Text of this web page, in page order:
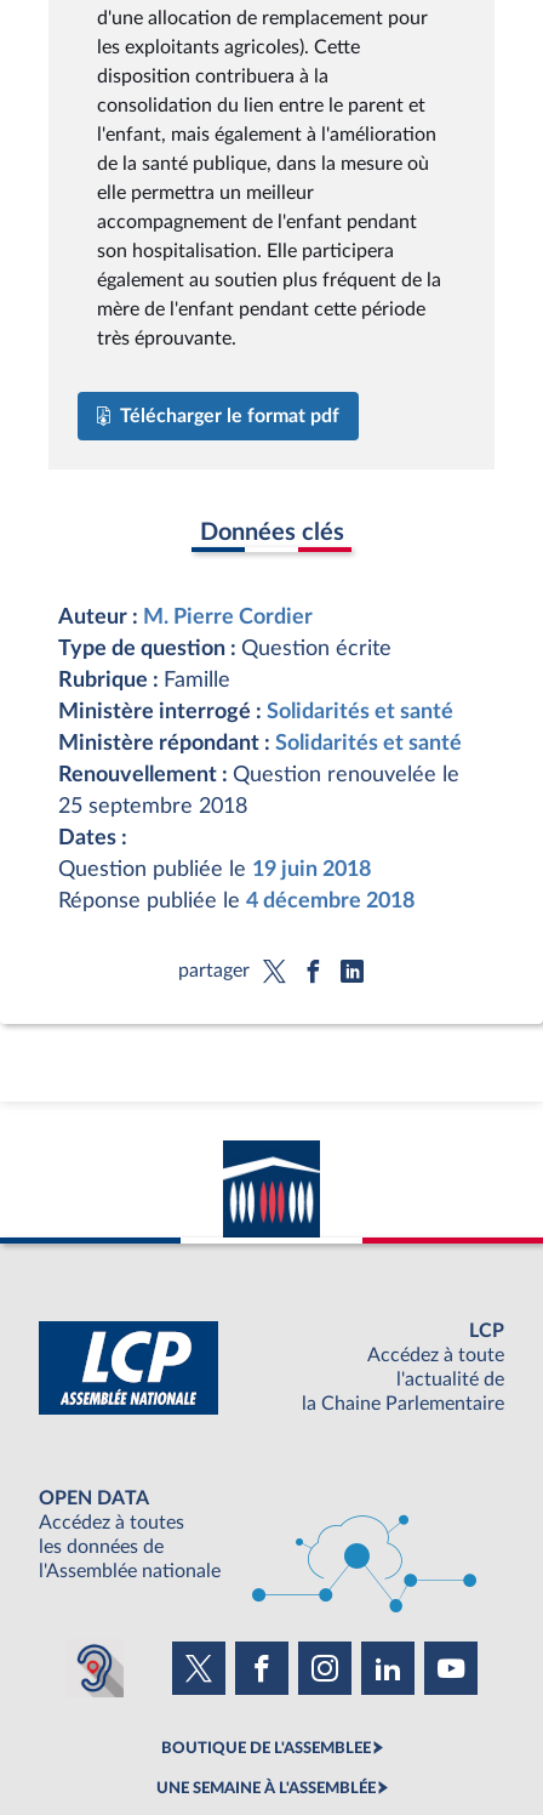
d'une allocation de remplacement pour
les exploitants agricoles). Cette
disposition contribuera à la
consolidation du lien entre le parent et
l'enfant, mais également à l'amélioration
de la santé publique, dans la mesure où
elle permettra un meilleur
accompagnement de l'enfant pendant
son hospitalisation. Elle participera
également au soutien plus fréquent de la
mère de l'enfant pendant cette période
très éprouvante.
Télécharger le format pdf
Données clés
Auteur : M. Pierre Cordier
Type de question : Question écrite
Rubrique : Famille
Ministère interrogé : Solidarités et santé
Ministère répondant : Solidarités et santé
Renouvellement : Question renouvelée le
25 septembre 2018
Dates :
Question publiée le 19 juin 2018
Réponse publiée le 4 décembre 2018
partager
LCP
Accédez à toute
l'actualité de
la Chaine Parlementaire
OPEN DATA
Accédez à toutes
les données de
l'Assemblée nationale
BOUTIQUE DE L'ASSEMBLEE
UNE SEMAINE À L'ASSEMBLÉE